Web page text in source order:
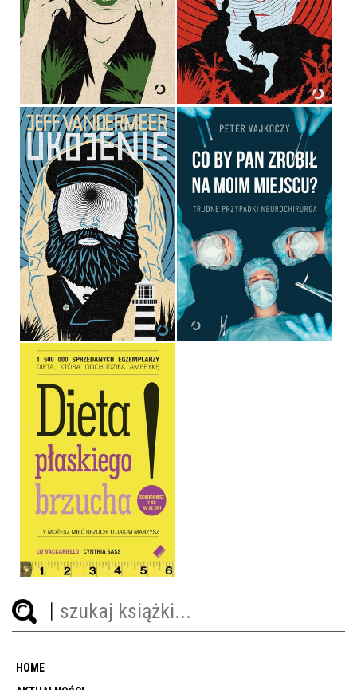
JEFF VANDERMEER
OPRAWA MIĘKKA
36,90 ZŁ
JEFF VANDERMEER
OPRAWA MIĘKKA
36,90 ZŁ
UKOJENIE
JEFF VANDERMEER
OPRAWA MIĘKKA
36,90 ZŁ
CO BY PAN ZROBIŁ NA
MOIM MIEJSCU? TRUDNE
PRZYPADKI
NEUROCHIRURGA
PETER VAJKOCZY
OPRAWA MIĘKKA
49,99 ZŁ
DIETA PŁASKIEGO
BRZUCHA!
LIZ VACCARIELLO, CYNTHIA
SASS
OPRAWA MIĘKKA
29,90 ZŁ
HOME